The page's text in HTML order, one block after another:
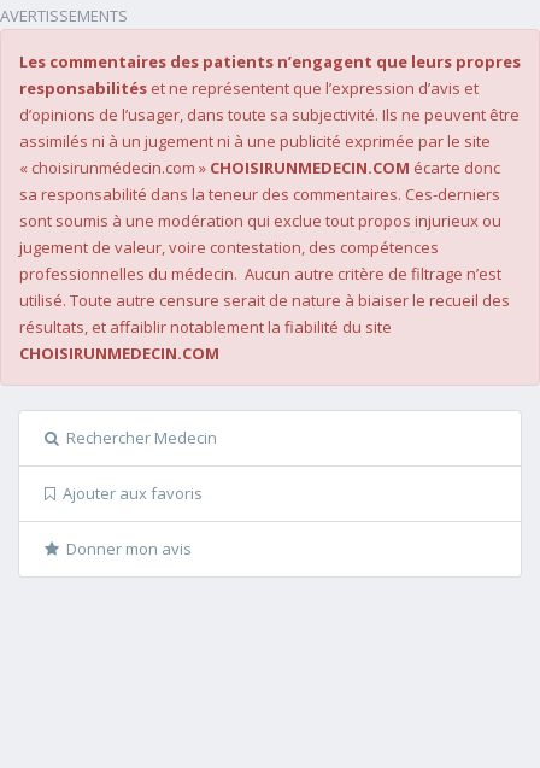
AVERTISSEMENTS
Les commentaires des patients n’engagent que leurs propres
responsabilités et ne représentent que l’expression d’avis et
d’opinions de l’usager, dans toute sa subjectivité. Ils ne peuvent être
assimilés ni à un jugement ni à une publicité exprimée par le site
« choisirunmédecin.com » CHOISIRUNMEDECIN.COM écarte donc
sa responsabilité dans la teneur des commentaires. Ces-derniers
sont soumis à une modération qui exclue tout propos injurieux ou
jugement de valeur, voire contestation, des compétences
professionnelles du médecin. Aucun autre critère de filtrage n’est
utilisé. Toute autre censure serait de nature à biaiser le recueil des
résultats, et affaiblir notablement la fiabilité du site
CHOISIRUNMEDECIN.COM
Rechercher Medecin
Ajouter aux favoris
Donner mon avis